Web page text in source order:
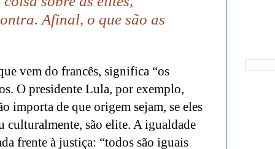
Afinal, o que são as
vem do francês, significa “os
O presidente Lula, por exemplo,
importa de que origem sejam, se eles
culturalmente, são elite. A igualdade
frente à justiça: “todos são iguais